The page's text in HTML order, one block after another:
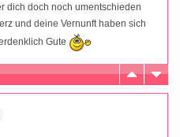
dich doch noch umentschieden
und deine Vernunft haben sich
Gute